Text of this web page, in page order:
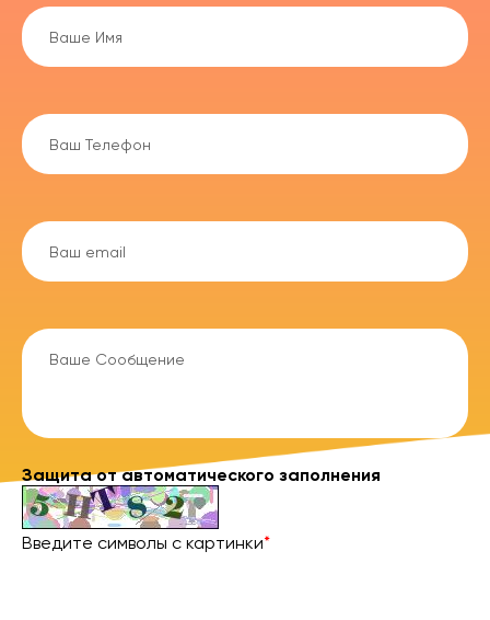
Защита от автоматического заполнения
Введите символы с картинки*